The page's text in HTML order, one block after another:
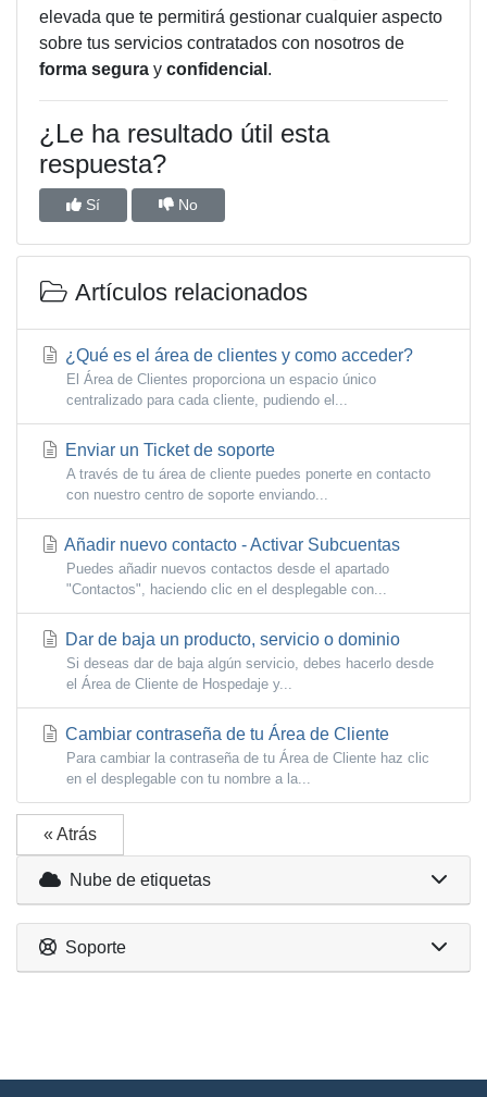
elevada que te permitirá gestionar cualquier aspecto
sobre tus servicios contratados con nosotros de
forma segura y confidencial .
¿Le ha resultado útil esta
respuesta?
Sí No
Artículos relacionados
¿Qué es el área de clientes y como acceder?
El Área de Clientes proporciona un espacio único
centralizado para cada cliente, pudiendo el...
Enviar un Ticket de soporte
A través de tu área de cliente puedes ponerte en contacto
con nuestro centro de soporte enviando...
Añadir nuevo contacto - Activar Subcuentas
Puedes añadir nuevos contactos desde el apartado
"Contactos", haciendo clic en el desplegable con...
Dar de baja un producto, servicio o dominio
Si deseas dar de baja algún servicio, debes hacerlo desde
el Área de Cliente de Hospedaje y...
Cambiar contraseña de tu Área de Cliente
Para cambiar la contraseña de tu Área de Cliente haz clic
en el desplegable con tu nombre a la...
« Atrás
Nube de etiquetas
Soporte